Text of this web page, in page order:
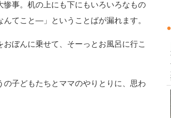
事。机の上にも下にもいろいろなもの
てこと―」ということばが漏れます。
ぼんに乗せて、そーっとお風呂に行こ
の子どもたちとママのやりとりに、思わ